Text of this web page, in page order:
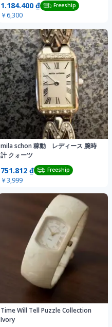
1.184.400 ₫ Freeship
￥6,300
mila schon 稼動 レディース 腕時
計 クォーツ
751.812 ₫ Freeship
￥3,999
Time Will Tell Puzzle Collection
Ivory